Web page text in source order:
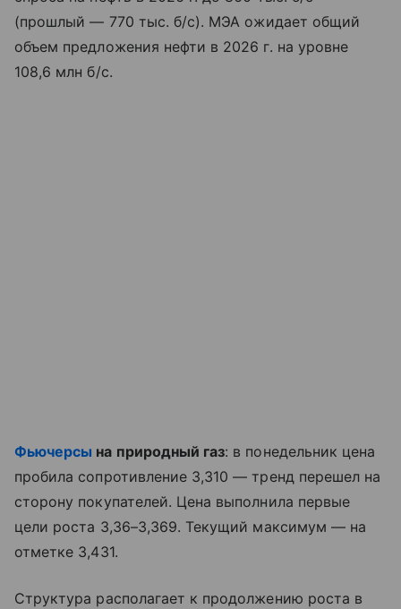
(прошлый — 770 тыс. б/с). МЭА ожидает общий
объем предложения нефти в 2026 г. на уровне
108,6 млн б/с.
Фьючерсы на природный газ: в понедельник цена
пробила сопротивление 3,310 — тренд перешел на
сторону покупателей. Цена выполнила первые
цели роста 3,36–3,369. Текущий максимум — на
отметке 3,431.
Структура располагает к продолжению роста в